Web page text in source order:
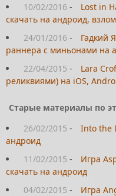
10/02/2016 -
Lost in
скачать на андроид, взлом
24/01/2016 -
Гадкий
раннера с миньонами на
22/04/2015 -
Lara
реликвиями) на iOS,
Старые материалы по
26/02/2015 -
Into the
андроид
11/02/2015 -
Игра
скачать на андроид
04/02/2015 -
Игра